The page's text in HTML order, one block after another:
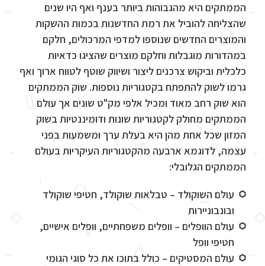
הממתקים היא מהגבוהות ביותר בענף ואף היו שנים
שהצליחה להוביל את רמת החדשנות בכמות ההשקות
והמוצרים החדשים שנוספו למדפי המרכולים, חלקם
במהדורות מוגבלות וחלקם מוצרים שהציגו כדאיות
כלכלית וביקוש צרכנים ליצור ושיווק שוטף לטווח ארוך ואף
גרמו לשוק להתפתח בקטגוריות נוספות. שוק הממתקים
הוא שוק רחב מאוד ומכיל אלפי מק"ט שונים אך עולם
הממתקים מחולק לקטגוריות שונות ודומיננטיות בשוק
המזון שכל אחת מהן היא בעלת ערך ומשמעות בפני
עצמה, לדוגמא ארבעה מהקטגוריות העיקריות בעולם
הממתקים הגלובלי:
עולם השוקולד – טבלאות שוקולד, חטיפי שוקולד
ובונבוניירות
עולם הוופלים – וופלים משפחתיים, וופלים אישיים,
חטיפי וופל
עולם המסטיקים – כולל בתוכו את כל סוגי הגומי